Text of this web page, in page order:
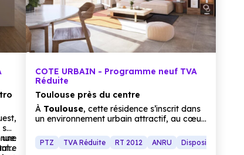
COTE URBAIN - Programme neuf TVA
Réduite
Toulouse près du centre
À Toulouse, cette résidence s’inscrit dans
un environnement urbain attractif, au cœur
dynamisme et saqualité de vie. Ville
étudiante, économique et culturelle,
PTZ TVA Réduite RT 2012 ANRU Dispositif